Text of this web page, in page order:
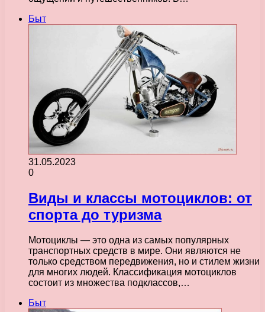
Быт
31.05.2023
0
Виды и классы мотоциклов: от
спорта до туризма
Мотоциклы — это одна из самых популярных
транспортных средств в мире. Они являются не
только средством передвижения, но и стилем жизни
для многих людей. Классификация мотоциклов
состоит из множества подклассов,…
Быт